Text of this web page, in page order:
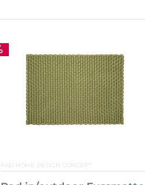
PAD HOME DESIGN CONCEPT